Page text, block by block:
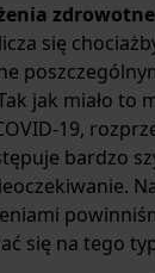
zdrowotne
się
jak miało to
19,
bardzo
się na tego